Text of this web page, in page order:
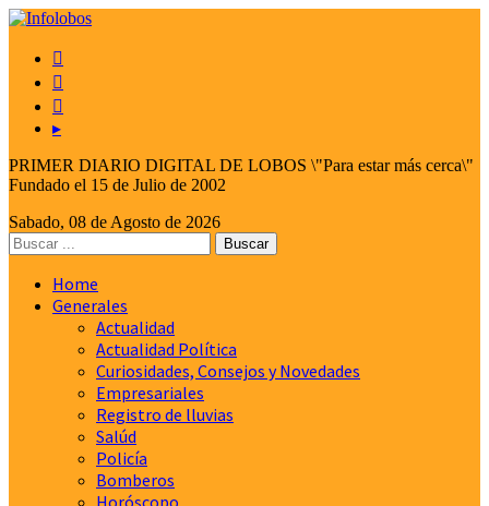



▸
PRIMER DIARIO DIGITAL DE LOBOS \"Para estar más cerca\"
Fundado el 15 de Julio de 2002
Sabado, 08 de Agosto de 2026
Home
Generales
Actualidad
Actualidad Política
Curiosidades, Consejos y Novedades
Empresariales
Registro de lluvias
Salúd
Policía
Bomberos
Horóscopo